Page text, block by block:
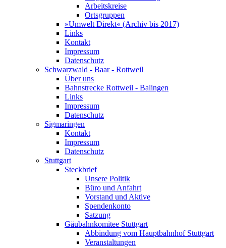
Arbeitskreise
Ortsgruppen
»Umwelt Direkt« (Archiv bis 2017)
Links
Kontakt
Impressum
Datenschutz
Schwarzwald - Baar - Rottweil
Über uns
Bahnstrecke Rottweil - Balingen
Links
Impressum
Datenschutz
Sigmaringen
Kontakt
Impressum
Datenschutz
Stuttgart
Steckbrief
Unsere Politik
Büro und Anfahrt
Vorstand und Aktive
Spendenkonto
Satzung
Gäubahnkomitee Stuttgart
Abbindung vom Hauptbahnhof Stuttgart
Veranstaltungen